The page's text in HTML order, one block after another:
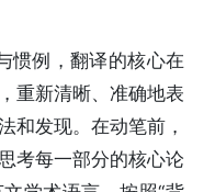
惯例，翻译的核心在
重新清晰、准确地表
和发现。在动笔前，
考每一部分的核心论